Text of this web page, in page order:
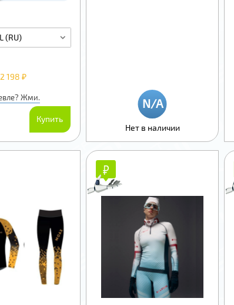
(RU)
198 ₽
Жми.
Купить
Нет в наличии
₽
₽